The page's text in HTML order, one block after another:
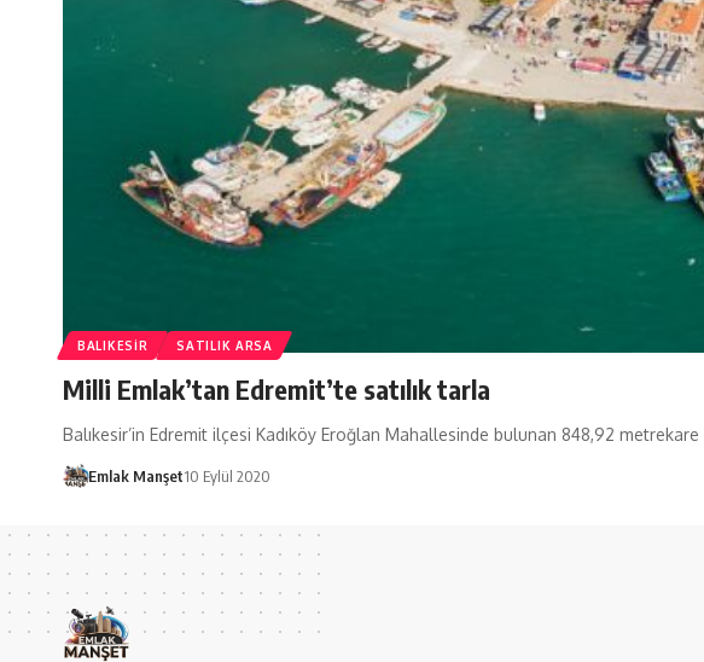
BALIKESIR SATILIK ARSA
Milli Emlak’tan Edremit’te satılık tarla
Balıkesir’in Edremit ilçesi Kadıköy Eroğlan Mahallesinde bulunan 848,92
Emlak Manşet10 Eylül 2020